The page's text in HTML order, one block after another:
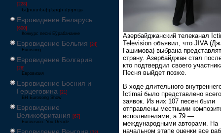
[228]
Եվրատեսիլ երգի մրցույթ
Евровидение Беларусь
[600]
Конкурс песні Еўрабачанне
Евровидение Бельгия [24]
Eurosong
Евровидение Болгария
[26]
Евровизия
Евровидение Босния и
Герцеговина [21]
BH Eurosong Show
Евровидение
Великобритания [67]
Eurovision: You Decide
Азербайджанский телеканал
Television объявил, что JIVA
Гашимова) выбрана
страну. Азербайджан стал
кто подтвердил своего
Песня выйдет позже.
В ходе длительного
Ictimai было представлено
заявок. Из них 107 песен были
отправлены местными
исполнителями, а 79 —
международными авторами. На
начальном этапе оценки все